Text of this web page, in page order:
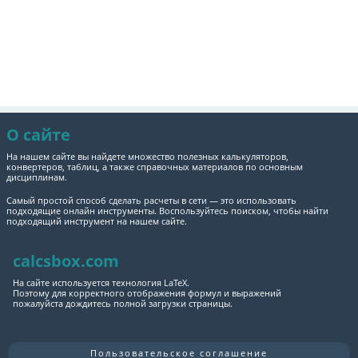
О сайте
На нашем сайте вы найдете множество полезных калькуляторов,
конвертеров, таблиц, а также справочных материалов по основным
дисциплинам.
Самый простой способ сделать расчеты в сети — это использовать
подходящие онлайн инструменты. Воспользуйтесь поиском, чтобы найти
подходящий инструмент на нашем сайте.
calcsbox.com
На сайте используется технология LaTeX.
Поэтому для корректного отображения формул и выражений
пожалуйста дождитесь полной загрузки страницы.
Пользовательское соглашение